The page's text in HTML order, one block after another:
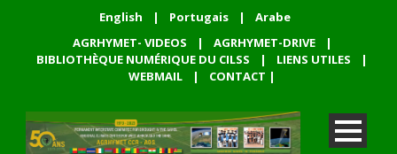
English | Portugais |
Arabe
AGRHYMET- VIDEOS
| AGRHYMET-DRIVE
|
BIBLIOTHÈQUE NUMÉRIQUE DU CILSS
| LIENS UTILES
|
WEBMAIL
| CONTACT |